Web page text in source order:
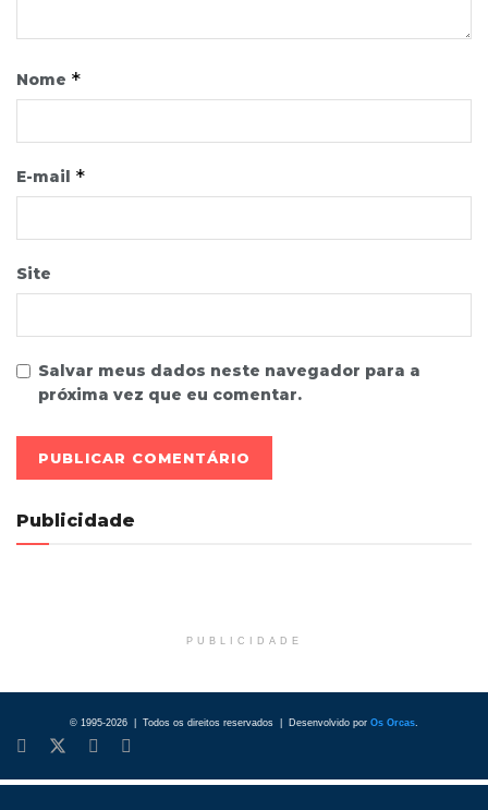
Nome *
E-mail *
Site
Salvar meus dados neste navegador para a
próxima vez que eu comentar.
Publicidade
PUBLICIDADE
© 1995-2026 | Todos os direitos reservados | Desenvolvido por Os Orcas.